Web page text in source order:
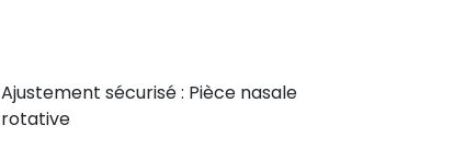
Ajustement sécurisé : Pièce nasale
rotative